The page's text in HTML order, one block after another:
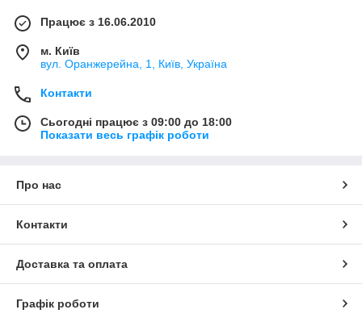
Працює з 16.06.2010
м. Київ
вул. Оранжерейна, 1, Київ, Україна
Контакти
Сьогодні працює з 09:00 до 18:00
Показати весь графік роботи
Про нас
Контакти
Доставка та оплата
Графік роботи